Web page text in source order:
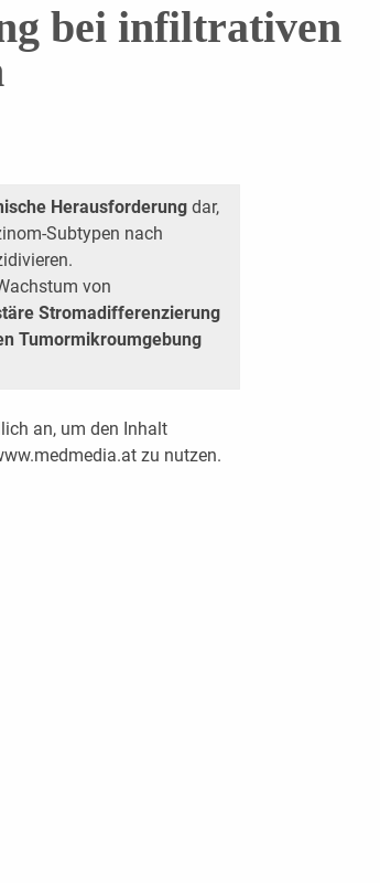
bei infiltrativen
Herausforderung dar,
Subtypen nach
von
Stromadifferenzierung
Tumormikroumgebung
an, um den Inhalt
zu nutzen.